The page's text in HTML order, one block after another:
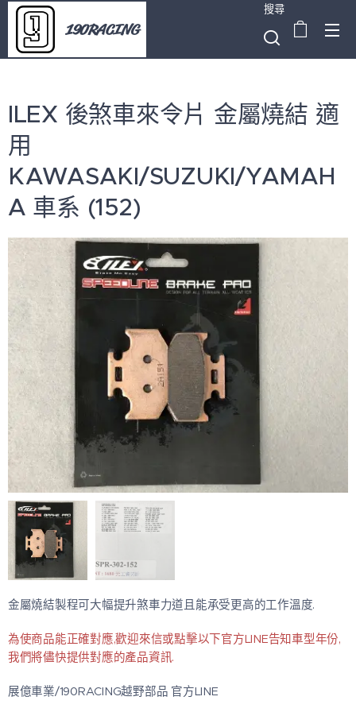
190RACING
搜尋
ILEX 後煞車來令片 金屬燒結 適
用
KAWASAKI/SUZUKI/YAMAH
A 車系 (152)
金屬燒結製程可大幅提升煞車力道且能承受更高的工作溫度.
為使商品能正確對應,歡迎來信或點擊以下官方LINE告知車型年份,
我們將儘快提供對應的產品資訊.
展億車業/190RACING越野部品 官方LINE